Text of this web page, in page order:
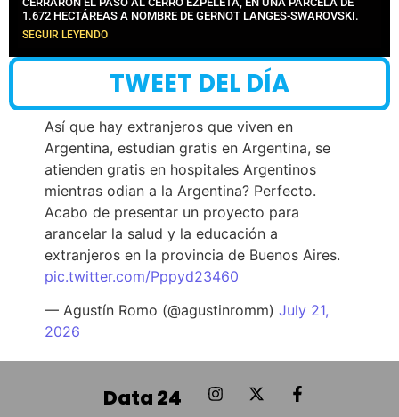
1.672 HECTÁREAS A NOMBRE DE GERNOT LANGES-SWAROVSKI.
SEGUIR LEYENDO
TWEET DEL DÍA
Así que hay extranjeros que viven en
Argentina, estudian gratis en Argentina, se
atienden gratis en hospitales Argentinos
mientras odian a la Argentina? Perfecto.
Acabo de presentar un proyecto para
arancelar la salud y la educación a
extranjeros en la provincia de Buenos Aires.
pic.twitter.com/Pppyd23460
— Agustín Romo (@agustinromm) July 21,
2026
Data 24